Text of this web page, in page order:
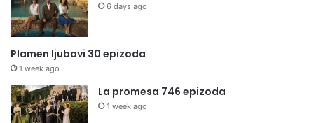
6 days ago
Plamen ljubavi 30 epizoda
1 week ago
La promesa 746 epizoda
1 week ago